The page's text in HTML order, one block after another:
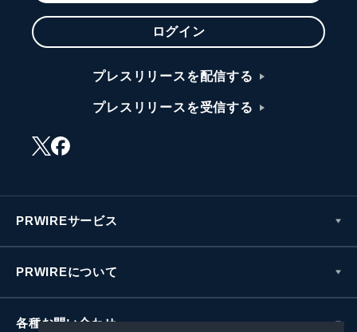
ログイン
プレスリリースを配信する
プレスリリースを受信する
PRWIREサービス
PRWIREについて
各種お問い合わせ